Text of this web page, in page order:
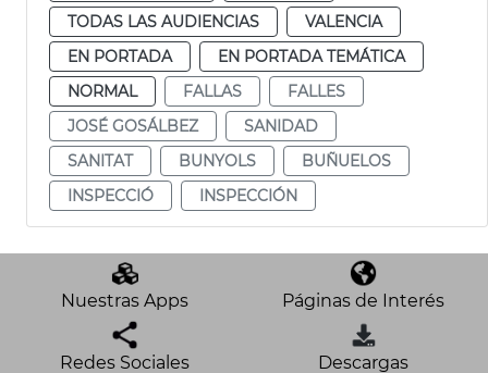
TODAS LAS AUDIENCIAS
VALENCIA
EN PORTADA
EN PORTADA TEMÁTICA
NORMAL
FALLAS
FALLES
JOSÉ GOSÁLBEZ
SANIDAD
SANITAT
BUNYOLS
BUÑUELOS
INSPECCIÓ
INSPECCIÓN
Nuestras Apps Páginas de Interés
Redes Sociales Descargas